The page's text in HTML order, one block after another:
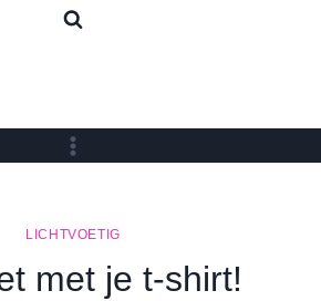
LICHTVOETIG
met je t-shirt!